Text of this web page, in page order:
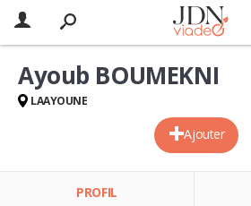
Ajouter
Ayoub BOUMEKNI
LAAYOUNE
PROFIL